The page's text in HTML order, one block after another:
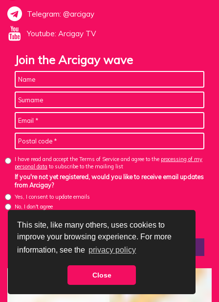
This site, like many others, uses cookies to
improve your browsing experience. For more
information, see the privacy policy
Close
Telegram: @arcigay
Youtube: Arcigay TV
Join the Arcigay wave
I have read and accept the Terms of Service and agree to the processing of my
personal data to subscribe to the mailing list
If you're not yet registered, would you like to receive email updates
from Arcigay?
Yes, I consent to update emails
No, I don't agree
using the link provided in the emails you receive. You can always complete an action without
activating updates.